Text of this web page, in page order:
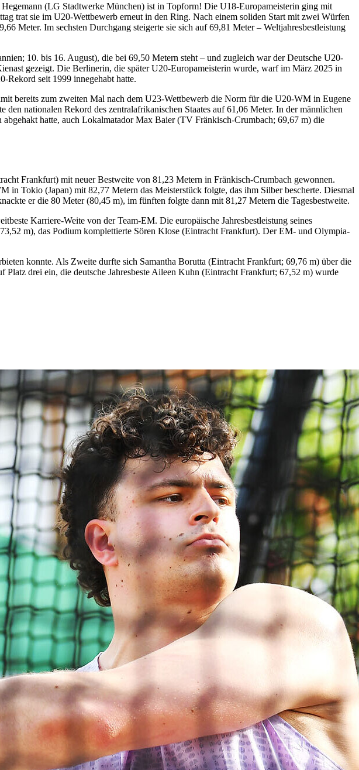
(LG Stadtwerke München) ist in Topform! Die U18-Europameisterin ging mit
trat sie im U20-Wettbewerb erneut in den Ring. Nach einem soliden Start mit zwei Würfen
Meter. Im sechsten Durchgang steigerte sie sich auf 69,81 Meter – Weltjahresbestleistung
10. bis 16. August), die bei 69,50 Metern steht – und zugleich war der Deutsche U20-
gezeigt. Die Berlinerin, die später U20-Europameisterin wurde, warf im März 2025 in
Rekord seit 1999 innegehabt hatte.
bereits zum zweiten Mal nach dem U23-Wettbewerb die Norm für die U20-WM in Eugene
nationalen Rekord des zentralafrikanischen Staates auf 61,06 Meter. In der männlichen
hatte, auch Lokalmatador Max Baier (TV Fränkisch-Crumbach; 69,67 m) die
Frankfurt) mit neuer Bestweite von 81,23 Metern in Fränkisch-Crumbach gewonnen.
in Tokio (Japan) mit 82,77 Metern das Meisterstück folgte, das ihm Silber bescherte. Diesmal
er die 80 Meter (80,45 m), im fünften folgte dann mit 81,27 Metern die Tagesbestweite.
Karriere-Weite von der Team-EM. Die europäische Jahresbestleistung seines
m), das Podium komplettierte Sören Klose (Eintracht Frankfurt). Der EM- und Olympia-
konnte. Als Zweite durfte sich Samantha Borutta (Eintracht Frankfurt; 69,76 m) über die
drei ein, die deutsche Jahresbeste Aileen Kuhn (Eintracht Frankfurt; 67,52 m) wurde